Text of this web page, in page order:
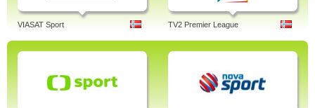
VIASAT Sport TV2 Premier League